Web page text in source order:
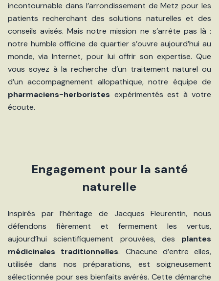
incontournable dans l’arrondissement de Metz pour les
patients recherchant des solutions naturelles et des
conseils avisés. Mais notre mission ne s’arrête pas là :
notre humble officine de quartier s’ouvre aujourd’hui au
monde, via Internet, pour lui offrir son expertise. Que
vous soyez à la recherche d’un traitement naturel ou
d’un accompagnement allopathique, notre équipe de
pharmaciens-herboristes expérimentés est à votre
écoute.
Engagement pour la santé
naturelle
Inspirés par l’héritage de Jacques Fleurentin, nous
défendons fièrement et fermement les vertus,
aujourd’hui scientifiquement prouvées, des plantes
médicinales traditionnelles. Chacune d’entre elles,
utilisée dans nos préparations, est soigneusement
sélectionnée pour ses bienfaits avérés. Cette démarche